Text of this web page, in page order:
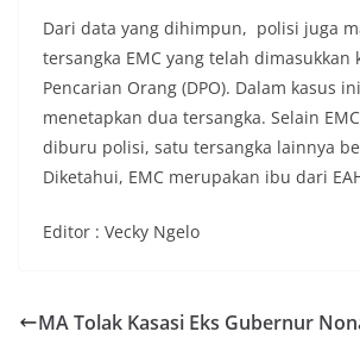
Dari data yang dihimpun, polisi juga
tersangka EMC yang telah dimasukkan
Pencarian Orang (DPO). Dalam kasus
menetapkan dua tersangka. Selain
diburu polisi, satu tersangka lainnya
Diketahui, EMC merupakan ibu dari
Editor : Vecky Ngelo
MA Tolak Kasasi Eks Gubernur